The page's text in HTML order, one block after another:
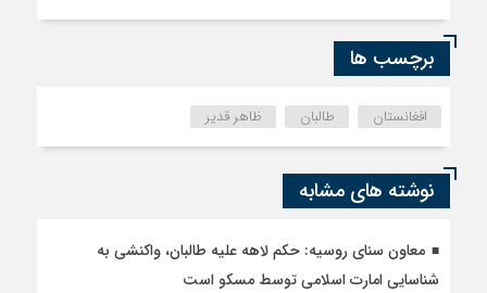
برچسب ها
افغانستان طالبان ظاهر قدیر
نوشته های مشابه
معاون سنای روسیه: حکم لاهه علیه طالبان، واکنشی به
شناسایی امارت اسلامی توسط مسکو است